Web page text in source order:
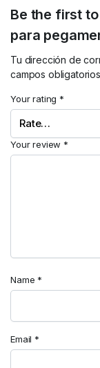
Be the first
para
Tu dirección de
campos
Your rating *
Your review *
Name *
Email *